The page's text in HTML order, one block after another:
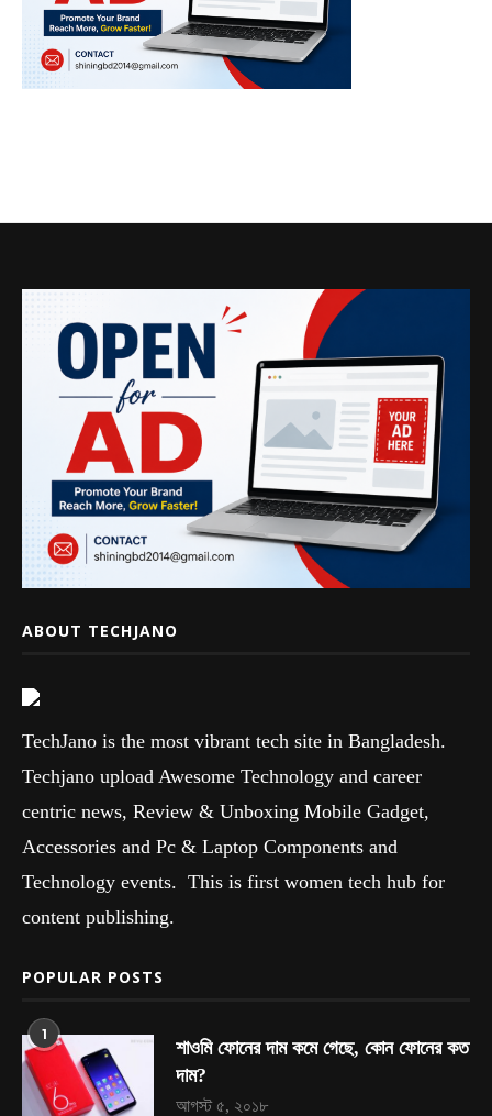
ABOUT TECHJANO
TechJano is the most vibrant tech site in Bangladesh.
Techjano upload Awesome Technology and career
centric news, Review & Unboxing Mobile Gadget,
Accessories and Pc & Laptop Components and
Technology events. This is first women tech hub for
content publishing.
POPULAR POSTS
1
শাওমি ফোনের দাম কমে গেছে, কোন ফোনের কত
দাম?
আগস্ট ৫, ২০১৮